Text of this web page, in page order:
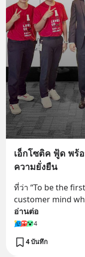
เอ็กโซติค ฟู้ด พร้
ความยั่งยืน
ที่ว่า “To be the
customer mind
อ่านต่อ
4
4 บันทึก